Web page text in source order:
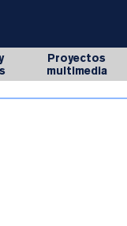
Proyectos
multimedia